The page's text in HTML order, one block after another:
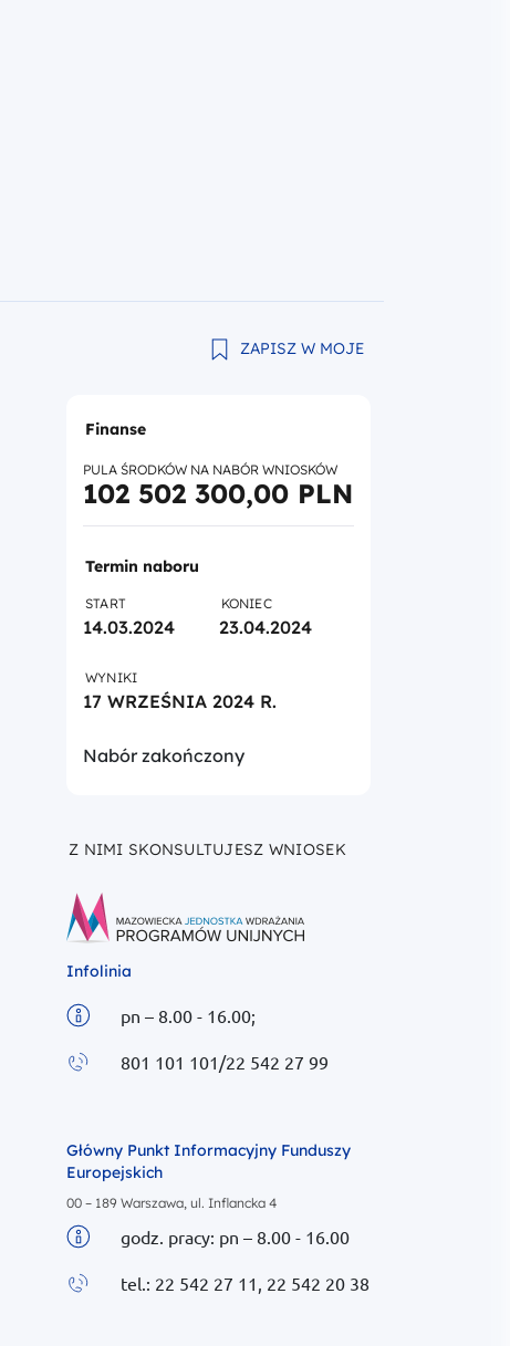
ZAPISZ W MOJE
Finanse
PULA ŚRODKÓW NA NABÓR WNIOSKÓW
102 502 300,00 PLN
Termin naboru
START
14.03.2024
KONIEC
23.04.2024
WYNIKI
17 WRZEŚNIA 2024 R.
Nabór zakończony
Z NIMI SKONSULTUJESZ WNIOSEK
Infolinia
Biuletyn informacyjny
pn – 8.00 - 16.00;
Zadzwoń do
801 101 101/22 542 27 99
Główny Punkt Informacyjny Funduszy
Europejskich
00 – 189 Warszawa, ul. Inflancka 4
Biuletyn informacyjny
godz. pracy: pn – 8.00 - 16.00
Zadzwoń do
tel.: 22 542 27 11, 22 542 20 38